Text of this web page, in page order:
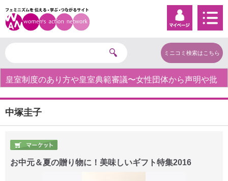
ミニコミ検索はこちら
皇室制度のあり方や皇室典範審議〜女性団体から声明や批
中塚圭子
お中元＆夏の贈り物に！美味しいギフト特集2016